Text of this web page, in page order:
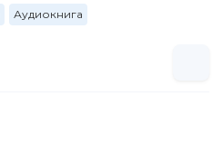
Аудиокнига